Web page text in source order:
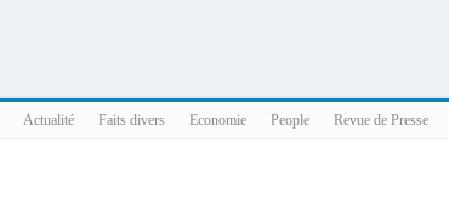
Actualité Faits divers Economie People Revue de Presse